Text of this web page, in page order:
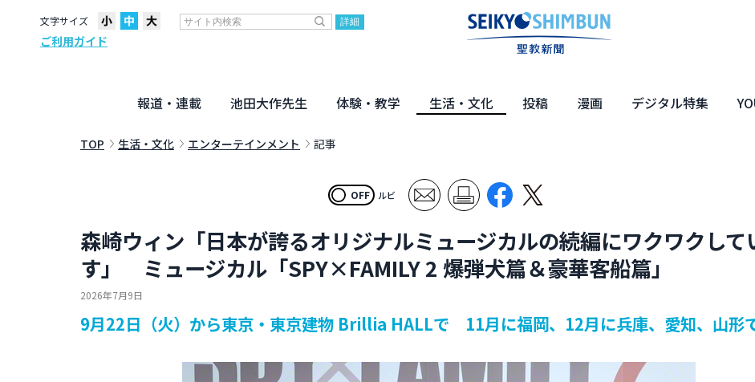
文字サイズ
ご利用ガイド
報道・連載 池田大作先生 体験・教学 生活・文化 投稿 漫画 デジタル特集
TOP
生活・文化 エンターテインメント 記事
OFF ルビ
森崎ウィン「日本が誇るオリジナルミュージカルの続編にワクワクして
す」 ミュージカル「SPY×FAMILY 2 爆弾犬篇＆豪華客船篇」
2026年7月9日
9月22日（火）から東京・東京建物 Brillia HALLで 11月に福岡、12月に兵庫、愛知、山形